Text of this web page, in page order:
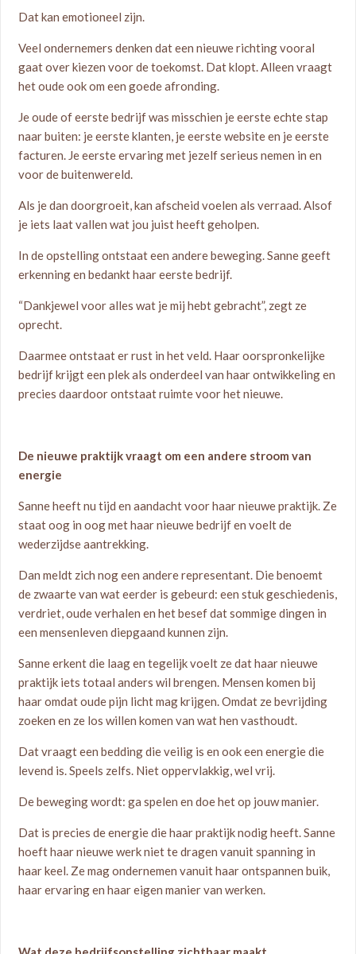
Dat kan emotioneel zijn.
Veel ondernemers denken dat een nieuwe richting vooral
gaat over kiezen voor de toekomst. Dat klopt. Alleen vraagt
het oude ook om een goede afronding.
Je oude of eerste bedrijf was misschien je eerste echte stap
naar buiten: je eerste klanten, je eerste website en je eerste
facturen. Je eerste ervaring met jezelf serieus nemen in en
voor de buitenwereld.
Als je dan doorgroeit, kan afscheid voelen als verraad. Alsof
je iets laat vallen wat jou juist heeft geholpen.
In de opstelling ontstaat een andere beweging. Sanne geeft
erkenning en bedankt haar eerste bedrijf.
“Dankjewel voor alles wat je mij hebt gebracht”, zegt ze
oprecht.
Daarmee ontstaat er rust in het veld. Haar oorspronkelijke
bedrijf krijgt een plek als onderdeel van haar ontwikkeling en
precies daardoor ontstaat ruimte voor het nieuwe.
De nieuwe praktijk vraagt om een andere stroom van
energie
Sanne heeft nu tijd en aandacht voor haar nieuwe praktijk. Ze
staat oog in oog met haar nieuwe bedrijf en voelt de
wederzijdse aantrekking.
Dan meldt zich nog een andere representant. Die benoemt
de zwaarte van wat eerder is gebeurd: een stuk geschiedenis,
verdriet, oude verhalen en het besef dat sommige dingen in
een mensenleven diepgaand kunnen zijn.
Sanne erkent die laag en tegelijk voelt ze dat haar nieuwe
praktijk iets totaal anders wil brengen. Mensen komen bij
haar omdat oude pijn licht mag krijgen. Omdat ze bevrijding
zoeken en ze los willen komen van wat hen vasthoudt.
Dat vraagt een bedding die veilig is en ook een energie die
levend is. Speels zelfs. Niet oppervlakkig, wel vrij.
De beweging wordt: ga spelen en doe het op jouw manier.
Dat is precies de energie die haar praktijk nodig heeft. Sanne
hoeft haar nieuwe werk niet te dragen vanuit spanning in
haar keel. Ze mag ondernemen vanuit haar ontspannen buik,
haar ervaring en haar eigen manier van werken.